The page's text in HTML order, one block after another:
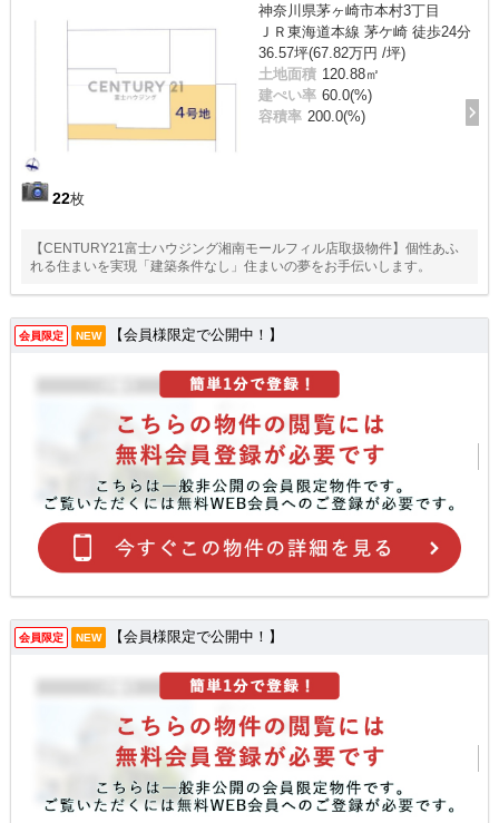
22枚
神奈川県茅ヶ崎市本村3丁目
ＪＲ東海道本線 茅ケ崎 徒歩24分
36.57坪(67.82万円 /坪)
土地面積 120.88㎡
建ぺい率 60.0(%)
容積率 200.0(%)
【CENTURY21富士ハウジング湘南モールフィル店取扱物件】個性あふ
れる住まいを実現「建築条件なし」住まいの夢をお手伝いします。
会員限定 NEW 【会員様限定で公開中！】
会員限定 NEW 【会員様限定で公開中！】